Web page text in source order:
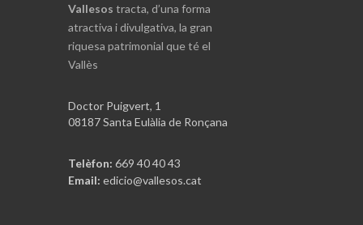
Vallesos tracta, d’una forma
atractiva i divulgativa, la gran
riquesa patrimonial que té el
Vallès
Doctor Puigvert, 1
08187 Santa Eulàlia de Ronçana
Telèfon: 669 40 40 43
Email: edicio@vallesos.cat